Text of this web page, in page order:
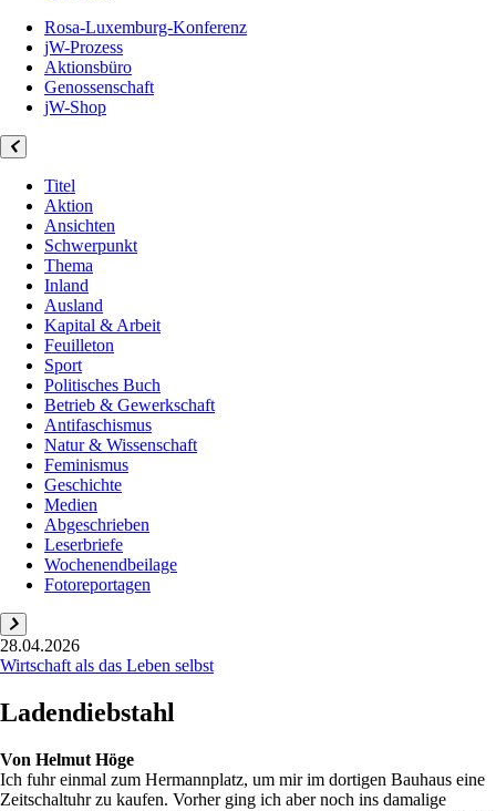
Rosa-Luxemburg-Konferenz
jW-Prozess
Aktionsbüro
Genossenschaft
jW-Shop
Titel
Aktion
Ansichten
Schwerpunkt
Thema
Inland
Ausland
Kapital & Arbeit
Feuilleton
Sport
Politisches Buch
Betrieb & Gewerkschaft
Antifaschismus
Natur & Wissenschaft
Feminismus
Geschichte
Medien
Abgeschrieben
Leserbriefe
Wochenendbeilage
Fotoreportagen
28.04.2026
Wirtschaft als das Leben selbst
Ladendiebstahl
Von Helmut Höge
Ich fuhr einmal zum Hermannplatz, um mir im dortigen Bauhaus eine
Zeitschaltuhr zu kaufen. Vorher ging ich aber noch ins damalige